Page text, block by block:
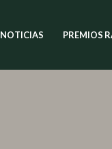
NOTICIAS PREMIOS